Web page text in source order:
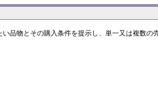
い品物とその購入条件を提示し、単一又は複数